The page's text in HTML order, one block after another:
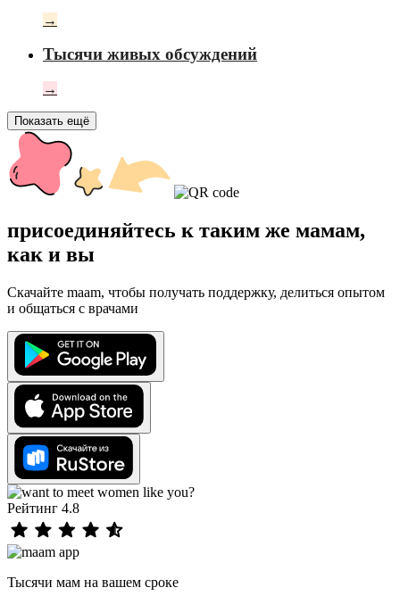
→
Тысячи живых обсуждений
→
Показать ещё
присоединяйтесь к таким же мамам,
как и вы
Скачайте maam, чтобы получать поддержку, делиться опытом
и общаться с врачами
Рейтинг 4.8
Тысячи мам на вашем сроке